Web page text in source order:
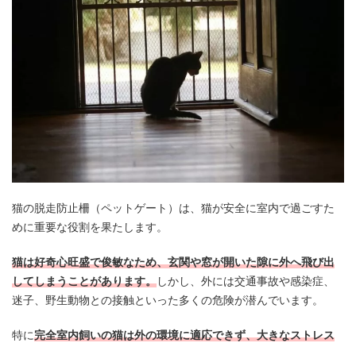
猫の脱走防止柵（ペットゲート）は、猫が安全に室内で過ごすた
めに重要な役割を果たします。
猫は好奇心旺盛で俊敏なため、玄関や窓が開いた隙に外へ飛び出
してしまうことがあります。しかし、外には交通事故や感染症、
迷子、野生動物との接触といった多くの危険が潜んでいます。
特に完全室内飼いの猫は外の環境に適応できず、大きなストレス